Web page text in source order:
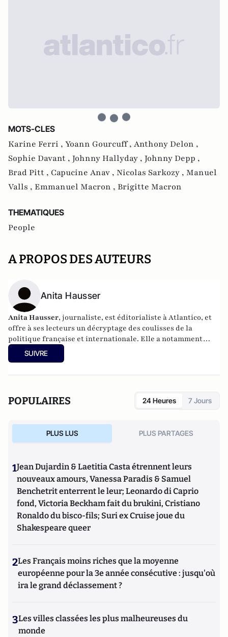
MOTS-CLES
Karine Ferri , Yoann Gourcuff , Anthony Delon ,
Sophie Davant , Johnny Hallyday , Johnny Depp ,
Brad Pitt , Capucine Anav , Nicolas Sarkozy , Manuel
Valls , Emmanuel Macron , Brigitte Macron
THEMATIQUES
People
A PROPOS DES AUTEURS
Anita Hausser
Anita Hausser, journaliste, est éditorialiste à Atlantico, et
offre à ses lecteurs un décryptage des coulisses de la
politique française et internationale. Elle a notamment
publiéSarkozy, itinéraire d'une ambition
l'Archipel, 2003). Elle a également réalisé les documentaires
SUIVRE
POPULAIRES 24 Heures 7 Jours
PLUS LUS PLUS PARTAGES
1Jean Dujardin & Laetitia Casta étrennent leurs
nouveaux amours, Vanessa Paradis & Samuel
Benchetrit enterrent le leur; Leonardo di Caprio
fond, Victoria Beckham fait du brukini, Cristiano
Ronaldo du bisco-fils; Suri ex Cruise joue du
Shakespeare queer
2Les Français moins riches que la moyenne
européenne pour la 3e année consécutive : jusqu'où
ira le grand déclassement ?
3Les villes classées les plus malheureuses du
monde